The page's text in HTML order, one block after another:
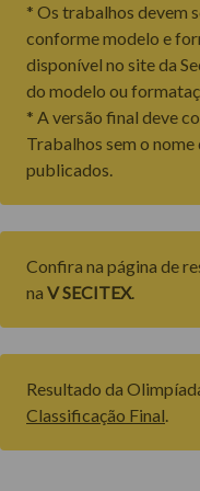
* Os trabalhos devem
conforme modelo e
disponível no site da
do modelo ou
* A versão final deve
Trabalhos sem o
publicados.
Confira na página de
na V SECITEX.
Resultado da
Classificação Final.